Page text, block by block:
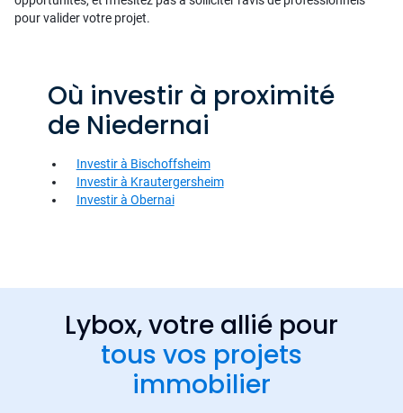
pour valider votre projet.
Où investir à proximité
de Niedernai
Investir à Bischoffsheim
Investir à Krautergersheim
Investir à Obernai
Lybox, votre allié pour
tous vos projets
immobilier